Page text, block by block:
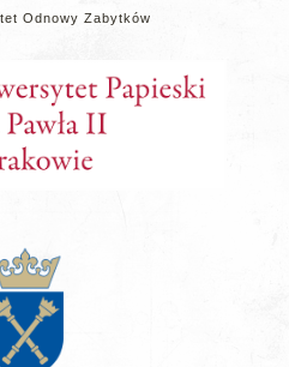
Odnowy Zabytków